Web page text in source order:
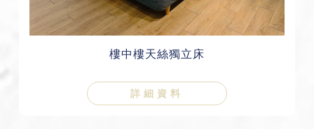
樓中樓天絲獨立床
詳細資料